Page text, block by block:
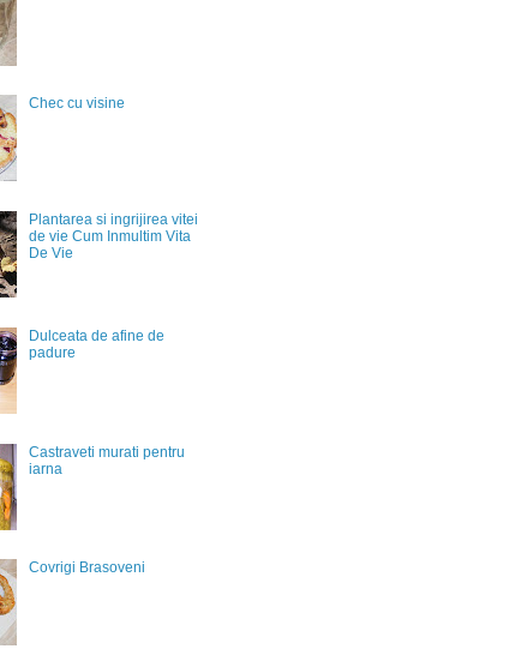
Chec cu visine
Plantarea si ingrijirea vitei
de vie Cum Inmultim Vita
De Vie
Dulceata de afine de
padure
Castraveti murati pentru
iarna
Covrigi Brasoveni